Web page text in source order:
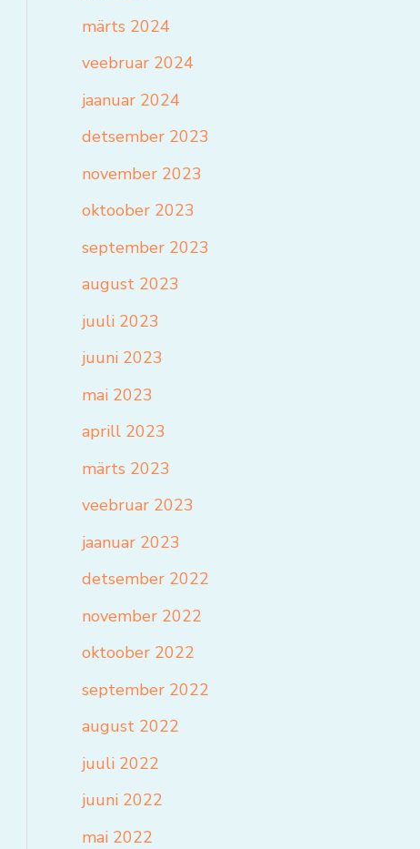
märts 2024
veebruar 2024
jaanuar 2024
detsember 2023
november 2023
oktoober 2023
september 2023
august 2023
juuli 2023
juuni 2023
mai 2023
aprill 2023
märts 2023
veebruar 2023
jaanuar 2023
detsember 2022
november 2022
oktoober 2022
september 2022
august 2022
juuli 2022
juuni 2022
mai 2022